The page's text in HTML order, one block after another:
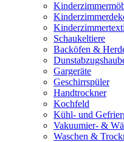
Schaukeltiere
Backöfen &
Gargeräte
Geschirrspüler
Handtrockner
Kochfeld
Kühl- und
Vakuumier- &
Waschen &